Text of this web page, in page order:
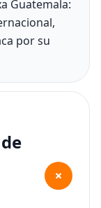
Guatemala:
por su
+